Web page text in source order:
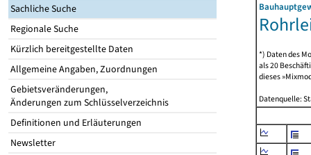
Sachliche Suche
Regionale Suche
Kürzlich bereitgestellte Daten
Allgemeine Angaben, Zuordnungen
Gebietsveränderungen,
Änderungen zum Schlüsselverzeichnis
Definitionen und Erläuterungen
Newsletter
*) Daten des
als 20
dieses
Datenquelle: